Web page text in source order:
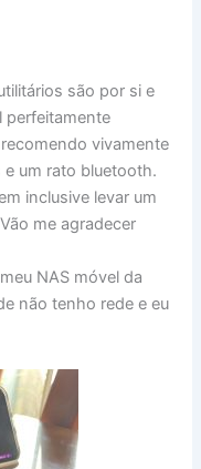
são por si e
perfeitamente
vivamente
um rato bluetooth.
inclusive levar um
me agradecer
NAS móvel da
não tenho rede e eu